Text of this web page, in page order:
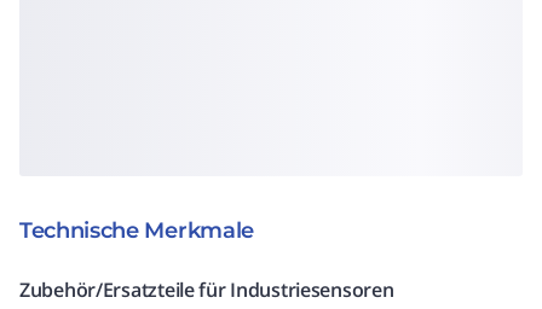
Technische Merkmale
Zubehör/Ersatzteile für Industriesensoren